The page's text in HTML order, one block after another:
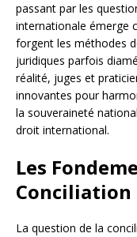
passant par les
internationale émerge
forgent les méthodes
juridiques parfois
réalité, juges et
innovantes pour
la souveraineté
droit international.
Les
La question de la